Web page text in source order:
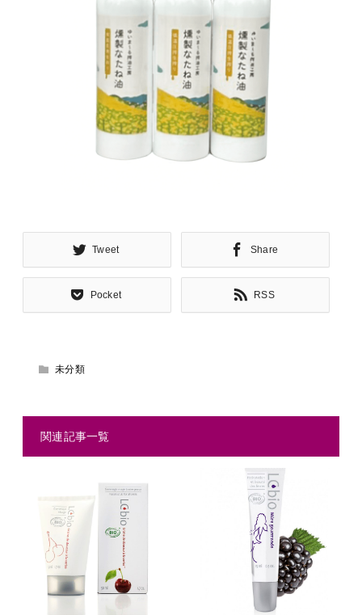
Tweet Share
Pocket RSS
未分類
関連記事一覧